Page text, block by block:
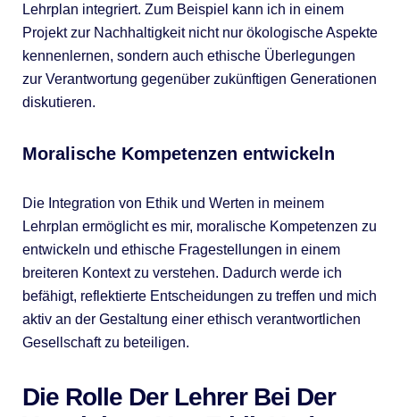
Lehrplan integriert. Zum Beispiel kann ich in einem
Projekt zur Nachhaltigkeit nicht nur ökologische Aspekte
kennenlernen, sondern auch ethische Überlegungen
zur Verantwortung gegenüber zukünftigen Generationen
diskutieren.
Moralische Kompetenzen entwickeln
Die Integration von Ethik und Werten in meinem
Lehrplan ermöglicht es mir, moralische Kompetenzen zu
entwickeln und ethische Fragestellungen in einem
breiteren Kontext zu verstehen. Dadurch werde ich
befähigt, reflektierte Entscheidungen zu treffen und mich
aktiv an der Gestaltung einer ethisch verantwortlichen
Gesellschaft zu beteiligen.
Die Rolle Der Lehrer Bei Der